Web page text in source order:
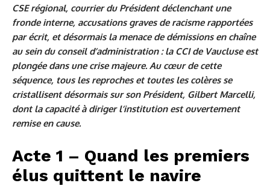
CSE régional, courrier du Président déclenchant une
fronde interne, accusations graves de racisme rapportées
par écrit, et désormais la menace de démissions en chaîne
au sein du conseil d’administration : la CCI de Vaucluse est
plongée dans une crise majeure. Au cœur de cette
séquence, tous les reproches et toutes les colères se
cristallisent désormais sur son Président, Gilbert Marcelli,
dont la capacité à diriger l’institution est ouvertement
remise en cause.
Acte 1 – Quand les premiers
élus quittent le navire